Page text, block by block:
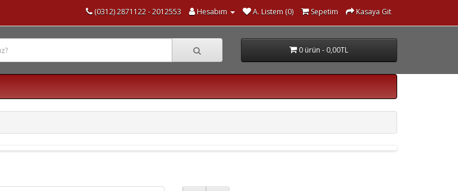
(0312) 2871122 - 2012553 Hesabım A. Listem (0) Sepetim Kasaya Git
0 ürün - 0,00TL